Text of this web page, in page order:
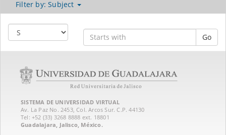
Filter by: Subject
Go
SISTEMA DE UNIVERSIDAD VIRTUAL
Av. La Paz No. 2453, Col. Arcos Sur. C.P. 44130
Tel: +52 (33) 3268 8888‏ ext. 18801
Guadalajara, Jalisco, México.